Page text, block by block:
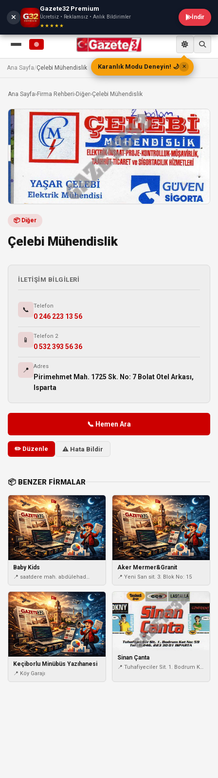
Gazete32 Premium
Ücretsiz • Reklamsız • Anlık Bildirimler
★★★★★
İndir
Ana Sayfa/Çelebi Mühendislik
Ana Sayfa› Firma Rehberi› Diğer›Çelebi Mühendislik
📦 Diğer
Çelebi Mühendislik
İLETIŞIM BILGILERI
📞 Telefon
0 246 223 13 56
📱 Telefon 2
0 532 393 56 36
📍 Adres
Pirimehmet Mah. 1725 Sk. No: 7 Bolat Otel Arkası,
Isparta
📞 Hemen Ara
✏️ Düzenle ⚠️ Hata Bildir
📦 BENZER FIRMALAR
Baby Kids
📍 saatdere mah. abdülehad
büyük arpad cad. no:23/B
esenyurt/İST / esenyurt / istanbul
Aker Mermer&Granit
📍 Yeni San sit. 3. Blok No: 15
Keçiborlu Minübüs Yazıhanesi
📍 Köy Garajı
Sinan Çanta
📍 Tuhafiyeciler Sit. 1. Bodrum Kat
Karanlık Modu Deneyin! 🌙 ✕